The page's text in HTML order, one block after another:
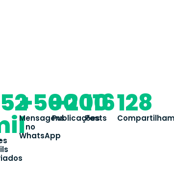
+500
Mensagens
no
WhatsApp
+200
Publicações116
Posts 128